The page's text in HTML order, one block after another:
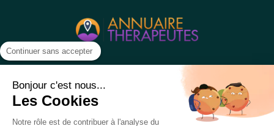
©2024 Armelle Anazonwu - Analyse et Réinformation
Continuer sans accepter
Bonjour c'est nous...
Les Cookies
Notre rôle est de contribuer à l'analyse du